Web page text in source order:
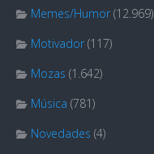
Memes/Humor (12.969)
Motivador (117)
Mozas (1.642)
Música (781)
Novedades (4)